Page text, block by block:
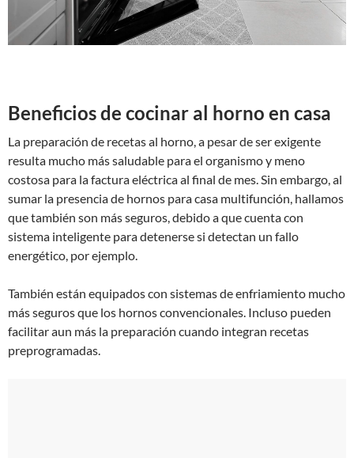
Beneficios de cocinar al horno en casa
La preparación de recetas al horno, a pesar de ser exigente
resulta mucho más saludable para el organismo y meno
costosa para la factura eléctrica al final de mes. Sin embargo, al
sumar la presencia de hornos para casa multifunción, hallamos
que también son más seguros, debido a que cuenta con
sistema inteligente para detenerse si detectan un fallo
energético, por ejemplo.
También están equipados con sistemas de enfriamiento mucho
más seguros que los hornos convencionales. Incluso pueden
facilitar aun más la preparación cuando integran recetas
preprogramadas.